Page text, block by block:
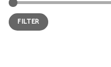
Min
price
Max
priceFILTER